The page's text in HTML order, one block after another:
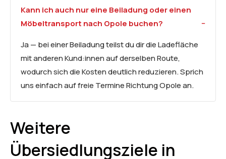
Kann ich auch nur eine Beiladung oder einen
Möbeltransport nach Opole buchen?
Ja — bei einer Beiladung teilst du dir die Ladefläche
mit anderen Kund:innen auf derselben Route,
wodurch sich die Kosten deutlich reduzieren. Sprich
uns einfach auf freie Termine Richtung Opole an.
Weitere
Übersiedlungsziele in